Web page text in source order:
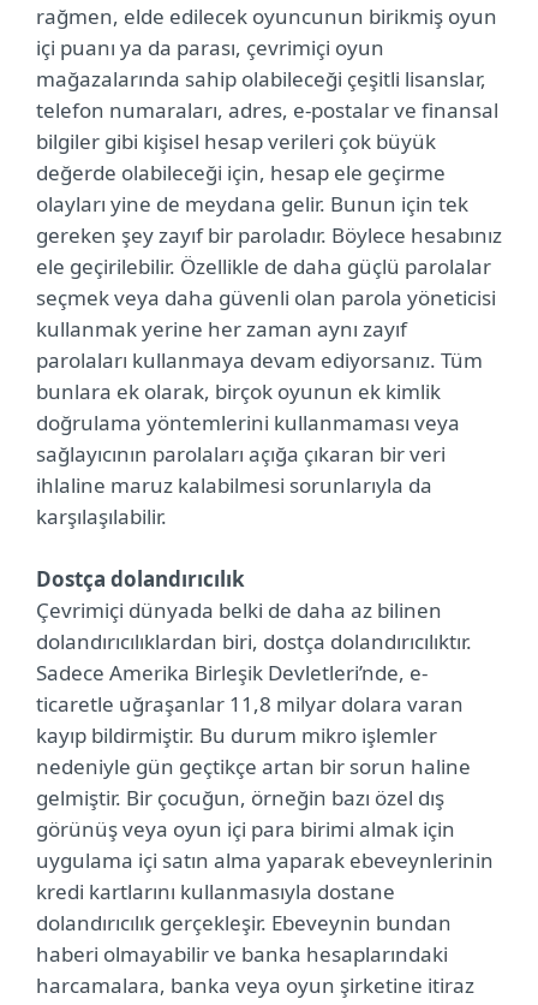
rağmen, elde edilecek oyuncunun birikmiş oyun
içi puanı ya da parası, çevrimiçi oyun
mağazalarında sahip olabileceği çeşitli lisanslar,
telefon numaraları, adres, e-postalar ve finansal
bilgiler gibi kişisel hesap verileri çok büyük
değerde olabileceği için, hesap ele geçirme
olayları yine de meydana gelir. Bunun için tek
gereken şey zayıf bir paroladır. Böylece hesabınız
ele geçirilebilir. Özellikle de daha güçlü parolalar
seçmek veya daha güvenli olan parola yöneticisi
kullanmak yerine her zaman aynı zayıf
parolaları kullanmaya devam ediyorsanız. Tüm
bunlara ek olarak, birçok oyunun ek kimlik
doğrulama yöntemlerini kullanmaması veya
sağlayıcının parolaları açığa çıkaran bir veri
ihlaline maruz kalabilmesi sorunlarıyla da
karşılaşılabilir.
Dostça dolandırıcılık
Çevrimiçi dünyada belki de daha az bilinen
dolandırıcılıklardan biri, dostça dolandırıcılıktır.
Sadece Amerika Birleşik Devletleri’nde, e-
ticaretle uğraşanlar 11,8 milyar dolara varan
kayıp bildirmiştir. Bu durum mikro işlemler
nedeniyle gün geçtikçe artan bir sorun haline
gelmiştir. Bir çocuğun, örneğin bazı özel dış
görünüş veya oyun içi para birimi almak için
uygulama içi satın alma yaparak ebeveynlerinin
kredi kartlarını kullanmasıyla dostane
dolandırıcılık gerçekleşir. Ebeveynin bundan
haberi olmayabilir ve banka hesaplarındaki
harcamalara, banka veya oyun şirketine itiraz